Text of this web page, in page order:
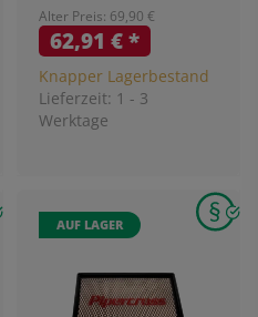
Alter Preis: 69,90 €
62,91 €*
Knapper Lagerbestand
Lieferzeit: 1 - 3
Werktage
AUF LAGER